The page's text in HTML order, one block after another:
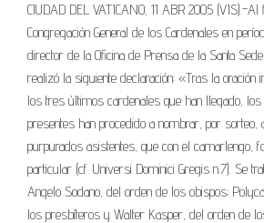
CIUDAD DEL VATICANO, 11 ABR 2005 (VIS).-
Congregación General de los Cardenales en
director de la Oficina de Prensa de la Santa
realizó la siguiente declaración: «Tras la oración
los tres últimos cardenales que han llegado,
presentes han procedido a nombrar, por
purpurados asistentes, que con el camarlengo,
particular (cf. Universi Dominici Gregis n.7). Se
Angelo Sodano, del orden de los obispos;
los presbíteros y Walter Kasper, del orden de